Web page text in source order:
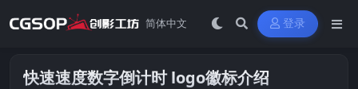
登录
快速速度数字倒计时 logo徽标介绍